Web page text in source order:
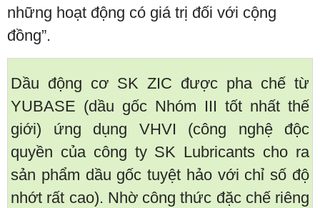
những hoạt động có giá trị đối với cộng
đồng”.
Dầu động cơ SK ZIC được pha chế từ
YUBASE (dầu gốc Nhóm III tốt nhất thế
giới) ứng dụng VHVI (công nghệ độc
quyền của công ty SK Lubricants cho ra
sản phẩm dầu gốc tuyệt hảo với chỉ số độ
nhớt rất cao). Nhờ công thức đặc chế riêng